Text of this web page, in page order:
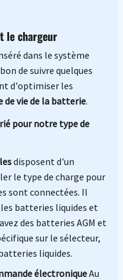
le chargeur
dans le système
de suivre quelques
d'optimiser les
de vie de la batterie.
pour notre type de
disposent d'un
le type de charge pour
sont connectées. Il
batteries liquides et
des batteries AGM et
sur le sélecteur,
liquides.
électroniqueAu